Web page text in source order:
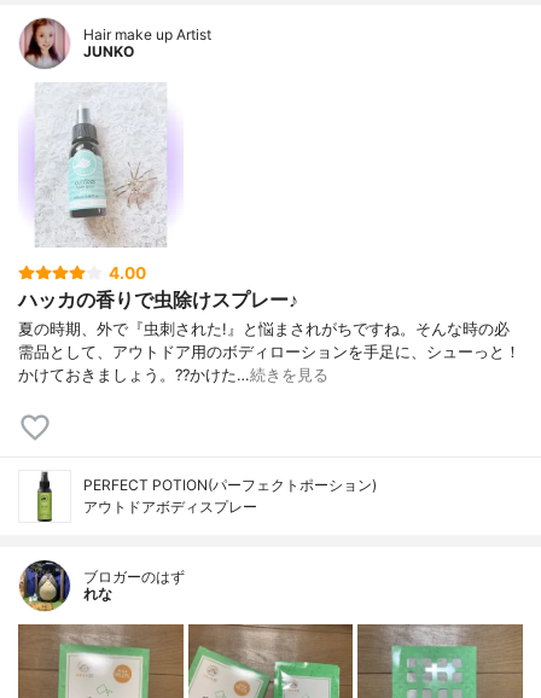
Hair make up Artist
JUNKO
4.00
ハッカの香りで虫除けスプレー♪
夏の時期、外で『虫刺された!』と悩まされがちですね。そんな時の必
需品として、アウトドア用のボディローションを手足に、シューっと！
かけておきましょう。??かけた…続きを見る
PERFECT POTION(パーフェクトポーション)
アウトドアボディスプレー
ブロガーのはず
れな